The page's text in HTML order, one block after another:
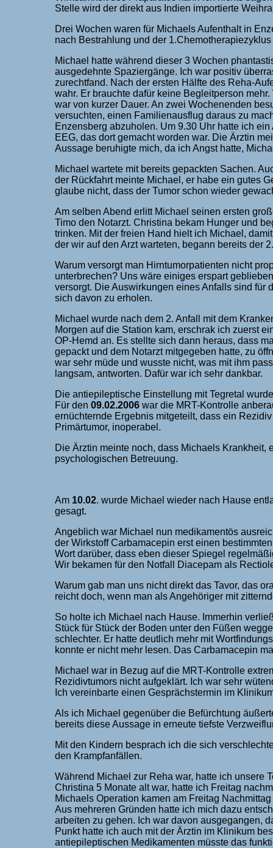
Stelle wird der direkt aus Indien importierte
Drei Wochen waren für Michaels Aufenthalt in
nach Bestrahlung und der
Michael hatte während dieser 3 Wochen
ausgedehnte Spaziergänge. Ich war positiv
zurechtfand. Nach der ersten Hälfte des Reha-
wahr. Er brauchte dafür keine Begleitperson
war von kurzer Dauer. An zwei Wochenenden
versuchten, einen Familienausflug daraus zu
Enzensberg abzuholen. Um 9.30 Uhr hatte ich
EEG, das dort gemacht worden war. Die Ärztin
Aussage beruhigte mich, da ich Angst hatte,
Michael wartete mit bereits gepackten Sachen.
der Rückfahrt meinte Michael, er habe ein gutes
glaube nicht, dass der Tumor schon wieder
Am selben Abend erlitt Michael seinen ersten
Timo den Notarzt. Christina bekam Hunger und
trinken. Mit der freien Hand hielt ich Michael,
der wir auf den Arzt warteten, begann bereits der
Warum versorgt man Hirntumorpatienten nicht
unterbrechen? Uns wäre einiges erspart
versorgt. Die Auswirkungen eines Anfalls sind für
sich davon zu erholen.
Michael wurde nach dem 2. Anfall mit dem
Morgen auf die Station kam, erschrak ich zuerst
OP-Hemd an. Es stellte sich dann heraus, dass
gepackt und dem Notarzt mitgegeben hatte, zu
war sehr müde und wusste nicht, was mit ihm
langsam, antworten. Dafür war ich sehr dankbar.
Die antiepileptische Einstellung mit Tegretal
Für den 09.02.2006 war die MRT-Kontrolle
ernüchternde Ergebnis mitgeteilt, dass ein
Primärtumor, inoperabel.
Die Ärztin meinte noch, dass Michaels
psychologischen Betreuung.
Am 10.02. wurde Michael wieder nach Hause
gesagt.
Angeblich war Michael nun medikamentös
der Wirkstoff Carbamacepin erst einen
Wort darüber, dass eben dieser Spiegel
Wir bekamen für den Notfall Diacepam als
Warum gab man uns nicht direkt das Tavor, das
reicht doch, wenn man als Angehöriger mit
So holte ich Michael nach Hause. Immerhin
Stück für Stück der Boden unter den Füßen
schlechter. Er hatte deutlich mehr mit
konnte er nicht mehr lesen. Das Carbamacepin
Michael war in Bezug auf die MRT-Kontrolle
Rezidivtumors nicht aufgeklärt. Ich war sehr
Ich vereinbarte einen Gesprächstermin im
Als ich Michael gegenüber die Befürchtung
bereits diese Aussage in erneute tiefste
Mit den Kindern besprach ich die sich
den Krampfanfällen.
Während Michael zur Reha war, hatte ich unsere
Christina 5 Monate alt war, hatte ich Freitag
Michaels Operation kamen am Freitag
Aus mehreren Gründen hatte ich mich dazu
arbeiten zu gehen. Ich war davon ausgegangen,
Punkt hatte ich auch mit der Ärztin im Klinikum
antiepileptischen Medikamenten müsste das